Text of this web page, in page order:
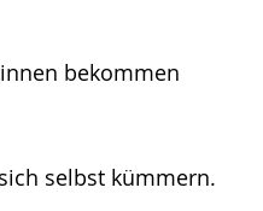
bekommen
selbst kümmern.